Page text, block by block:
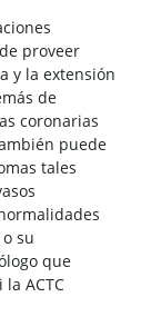
proveer
y la extensión
de
coronarias
puede
tales
su
que
ACTC